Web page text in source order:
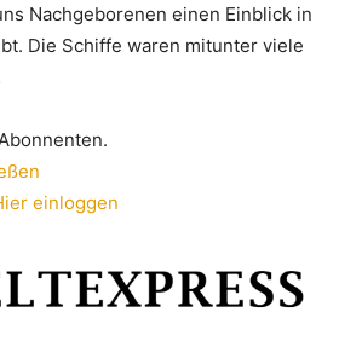
Nachgeborenen einen Einblick in
Die Schiffe waren mitunter viele
einloggen